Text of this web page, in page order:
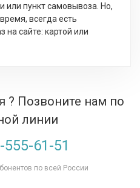
или пункт самовывоза. Но,
всегда есть
на сайте: картой или
? Позвоните нам по
линии
555-61-51
по всей России